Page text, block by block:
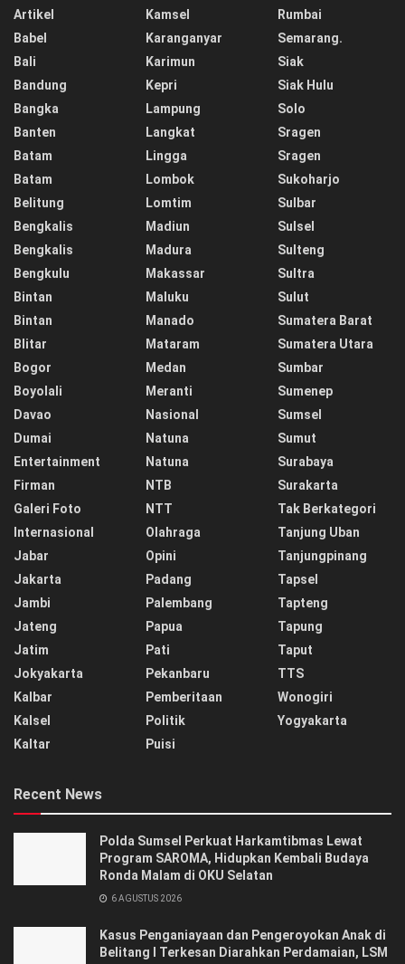
Artikel
Babel
Bali
Bandung
Bangka
Banten
Batam
Batam
Belitung
Bengkalis
Bengkalis
Bengkulu
Bintan
Bintan
Blitar
Bogor
Boyolali
Davao
Dumai
Entertainment
Firman
Galeri Foto
Internasional
Jabar
Jakarta
Jambi
Jateng
Jatim
Jokyakarta
Kalbar
Kalsel
Kaltar
Kamsel
Karanganyar
Karimun
Kepri
Lampung
Langkat
Lingga
Lombok
Lomtim
Madiun
Madura
Makassar
Maluku
Manado
Mataram
Medan
Meranti
Nasional
Natuna
Natuna
NTB
NTT
Olahraga
Opini
Padang
Palembang
Papua
Pati
Pekanbaru
Pemberitaan
Politik
Puisi
Rumbai
Semarang.
Siak
Siak Hulu
Solo
Sragen
Sragen
Sukoharjo
Sulbar
Sulsel
Sulteng
Sultra
Sulut
Sumatera Barat
Sumatera Utara
Sumbar
Sumenep
Sumsel
Sumut
Surabaya
Surakarta
Tak Berkategori
Tanjung Uban
Tanjungpinang
Tapsel
Tapteng
Tapung
Taput
TTS
Wonogiri
Yogyakarta
Recent News
Polda Sumsel Perkuat Harkamtibmas Lewat
Program SAROMA, Hidupkan Kembali Budaya
Ronda Malam di OKU Selatan
6 AGUSTUS 2026
Kasus Penganiayaan dan Pengeroyokan Anak di
Belitang I Terkesan Diarahkan Perdamaian, LSM